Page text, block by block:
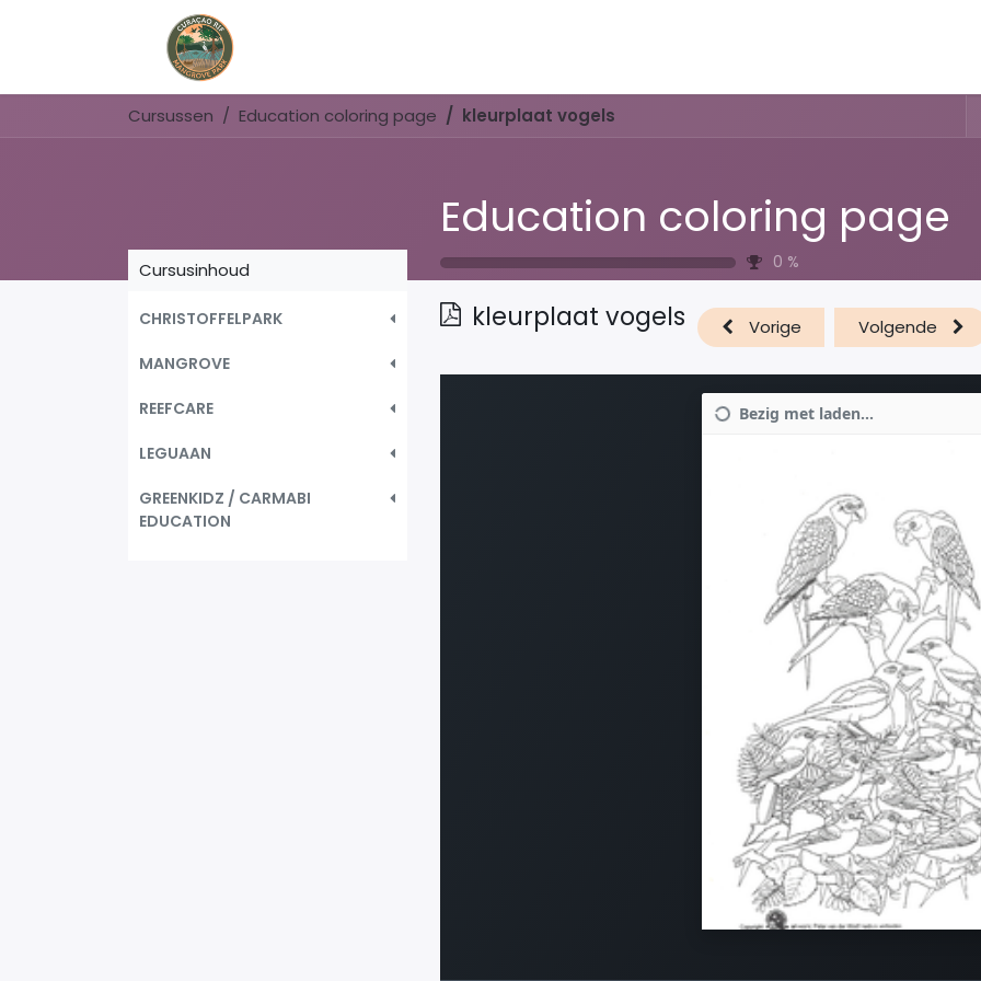
Cursussen Education coloring page kleurplaat vogels
Education coloring page
0 %
Cursusinhoud
CHRISTOFFELPARK
MANGROVE
REEFCARE
LEGUAAN
GREENKIDZ / CARMABI
EDUCATION
kleurplaat vogels Vorige Volgende